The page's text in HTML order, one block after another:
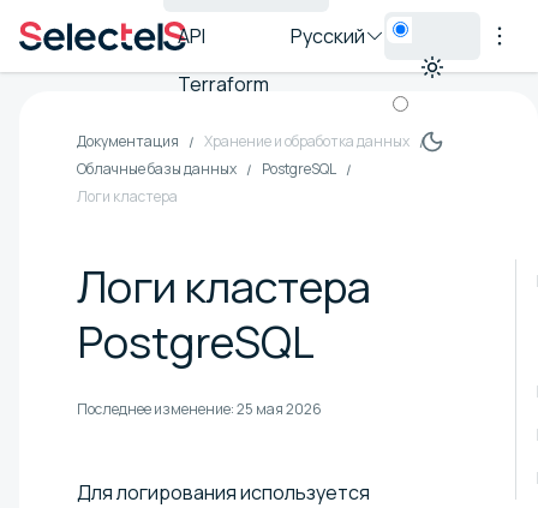
API
Terraform
Русский
Документация
Хранение и обработка данных
Облачные базы данных
PostgreSQL
Логи кластера
Логи кластера
PostgreSQL
Последнее изменение:25 мая 2026
Для логирования используется